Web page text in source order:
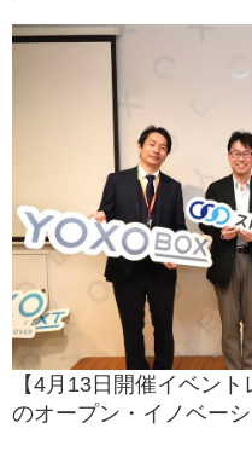
【4月13日開催イベン
のオープン・イノベー